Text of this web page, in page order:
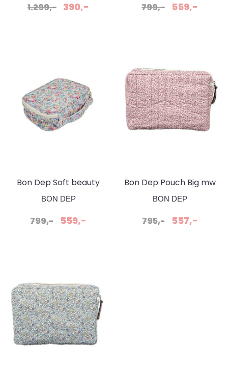
1.299,-
390,- 799,- 559,-
Bon Dep Soft beauty
bag mw Liberty Clair
BON DEP
799,- 559,-
Bon Dep Pouch Big mw
Liberty Michael
BON DEP
795,- 557,-